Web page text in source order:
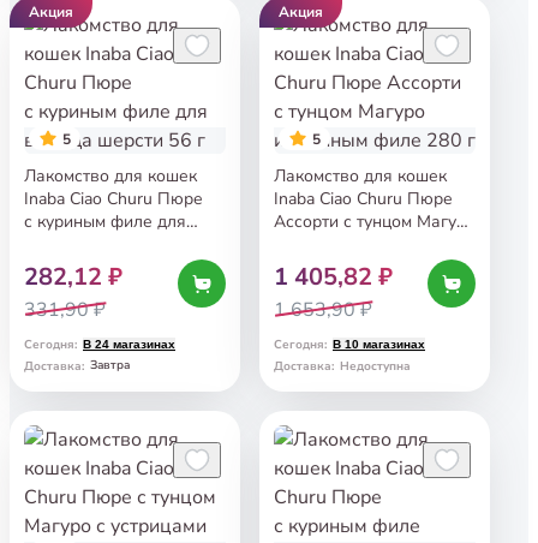
Акция
5
Лакомство для кошек
Inaba Ciao Churu Пюре
с куриным филе для
282,12 ₽
331,90 ₽
Сегодня: В 24 магазинах
Доставка: Завтра
Акция
5
Лакомство для кошек
Inaba Ciao Churu Пюре
Ассорти с тунцом Магуро
1 405,82 ₽
1 653,90 ₽
Сегодня: В 10 магазинах
Доставка: Недоступна